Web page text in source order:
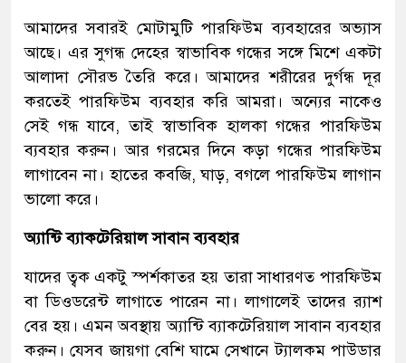
আমাদের সবারই মোটামুটি পারফিউম ব্যবহারের অভ্যাস
আছে। এর সুগন্ধ দেহের স্বাভাবিক গন্ধের সঙ্গে মিশে একটা
আলাদা সৌরভ তৈরি করে। আমাদের শরীরের দুর্গন্ধ দূর
করতেই পারফিউম ব্যবহার করি আমরা। অন্যের নাকেও
সেই গন্ধ যাবে, তাই স্বাভাবিক হালকা গন্ধের পারফিউম
ব্যবহার করুন। আর গরমের দিনে কড়া গন্ধের পারফিউম
লাগাবেন না। হাতের কবজি, ঘাড়, বগলে পারফিউম লাগান
ভালো করে।
অ্যান্টি ব্যাকটেরিয়াল সাবান ব্যবহার
যাদের ত্বক একটু স্পর্শকাতর হয় তারা সাধারণত পারফিউম
বা ডিওডরেন্ট লাগাতে পারেন না। লাগালেই তাদের র‍্যাশ
বের হয়। এমন অবস্থায় অ্যান্টি ব্যাকটেরিয়াল সাবান ব্যবহার
করুন। যেসব জায়গা বেশি ঘামে সেখানে ট্যালকম পাউডার